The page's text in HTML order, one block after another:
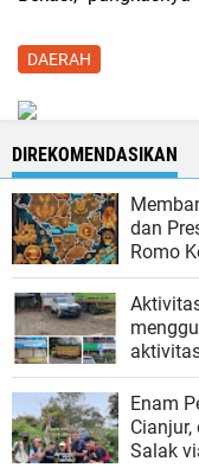
DAERAH
DIREKOMENDASIKAN
dan
Romo
hukum
‎Enam
Salak